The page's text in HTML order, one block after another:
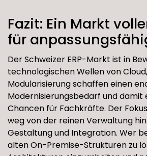
Fazit: Ein Markt
für
Der Schweizer ERP-Markt ist in
technologischen Wellen von
Modularisierung schaffen einen
Modernisierungsbedarf und damit
Chancen für Fachkräfte. Der
weg von der reinen Verwaltung
Gestaltung und Integration. Wer
alten On-Premise-Strukturen zu